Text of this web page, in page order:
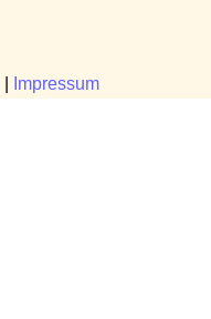
Impressum